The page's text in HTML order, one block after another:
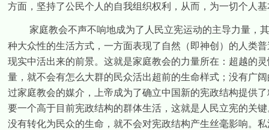
方面，坚持了公民个人的自我组织权利，从而，为一切个人
家庭教会不声不响地成为了人民立宪运动的主导力量，
种大众性的生活方式，一方面表现了自然（即神创）的人类
现实中活出来的前景。这就是家庭教会的力量所在：超越的
量，就不会有怎么大群的民众活出超前的生命样式；没有广
过家庭教会的媒介，上帝成为了确立中国新的宪政结构提供
要一个高于目前宪政结构的群体生活，这就是人民立宪的关
没有转化为民众的生命，就不会对宪政结构产生丝毫影响。